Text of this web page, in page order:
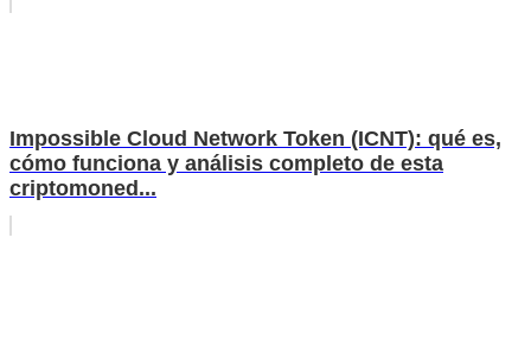
Impossible Cloud Network Token (ICNT): qué es,
cómo funciona y análisis completo de esta
criptomoned...